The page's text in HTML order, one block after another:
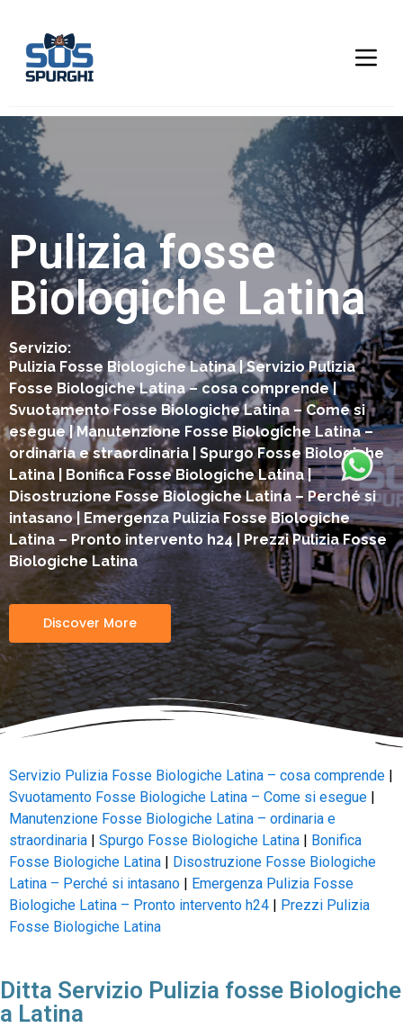
Pulizia fosse
Biologiche Latina
Servizio:
Pulizia Fosse Biologiche Latina | Servizio Pulizia
Fosse Biologiche Latina – cosa comprende |
Svuotamento Fosse Biologiche Latina – Come si
esegue | Manutenzione Fosse Biologiche Latina –
ordinaria e straordinaria | Spurgo Fosse Biologiche
Latina | Bonifica Fosse Biologiche Latina |
Disostruzione Fosse Biologiche Latina – Perché si
intasano | Emergenza Pulizia Fosse Biologiche
Latina – Pronto intervento h24 | Prezzi Pulizia Fosse
Biologiche Latina
Discover More
Servizio Pulizia Fosse Biologiche Latina – cosa comprende |
Svuotamento Fosse Biologiche Latina – Come si esegue |
Manutenzione Fosse Biologiche Latina – ordinaria e
straordinaria | Spurgo Fosse Biologiche Latina | Bonifica
Fosse Biologiche Latina | Disostruzione Fosse Biologiche
Latina – Perché si intasano | Emergenza Pulizia Fosse
Biologiche Latina – Pronto intervento h24 | Prezzi Pulizia
Fosse Biologiche Latina
Ditta Servizio Pulizia fosse Biologiche
a Latina